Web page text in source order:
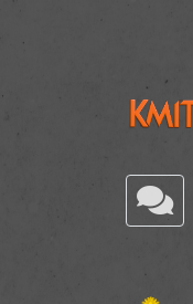
Image